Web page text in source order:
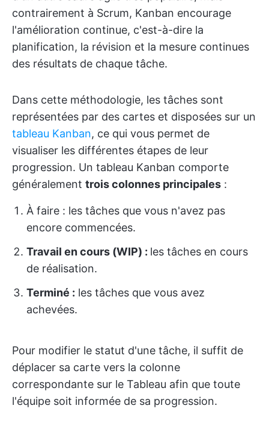
contrairement à Scrum, Kanban encourage
l'amélioration continue, c'est-à-dire la
planification, la révision et la mesure continues
des résultats de chaque tâche.
Dans cette méthodologie, les tâches sont
représentées par des cartes et disposées sur un
tableau Kanban, ce qui vous permet de
visualiser les différentes étapes de leur
progression. Un tableau Kanban comporte
généralement trois colonnes principales :
À faire : les tâches que vous n'avez pas
encore commencées.
Travail en cours (WIP) : les tâches en cours
de réalisation.
Terminé : les tâches que vous avez
achevées.
Pour modifier le statut d'une tâche, il suffit de
déplacer sa carte vers la colonne
correspondante sur le Tableau afin que toute
l'équipe soit informée de sa progression.